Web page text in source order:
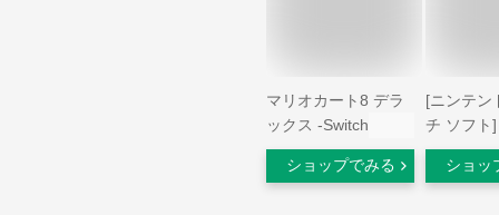
マリオカート8 デラ
ックス -Switch
ショップでみる
[ニンテン
チ ソフト
鉄 昭和
定番！
ショッ